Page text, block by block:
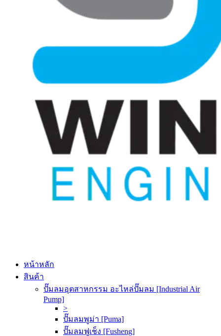
หน้าหลัก
สินค้า
ปั๊มลมอุตสาหกรรม อะไหล่ปั๊มลม [Industrial Air
Pump]
>
ปั๊มลมพูม่า [Puma]
ปั๊มลมฟูเช็ง [Fusheng]